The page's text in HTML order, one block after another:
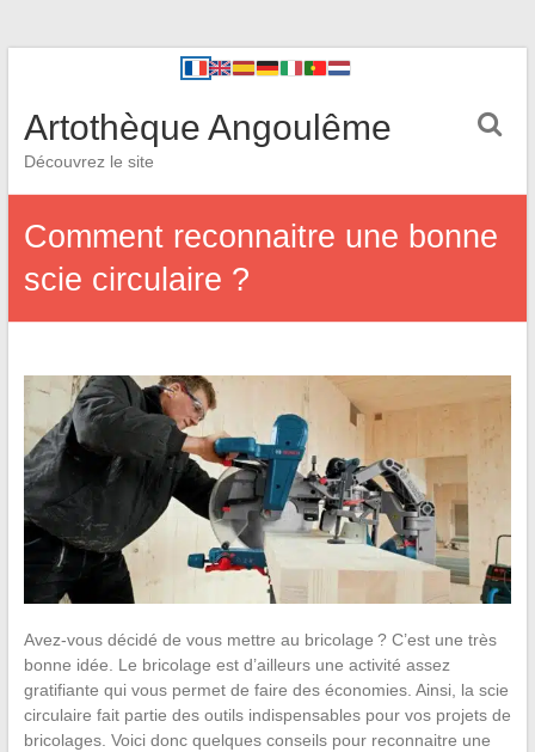
Artothèque Angoulême
Découvrez le site
Comment reconnaitre une bonne
scie circulaire ?
Avez-vous décidé de vous mettre au bricolage ? C’est une très
bonne idée. Le bricolage est d’ailleurs une activité assez
gratifiante qui vous permet de faire des économies. Ainsi, la scie
circulaire fait partie des outils indispensables pour vos projets de
bricolages. Voici donc quelques conseils pour reconnaitre une